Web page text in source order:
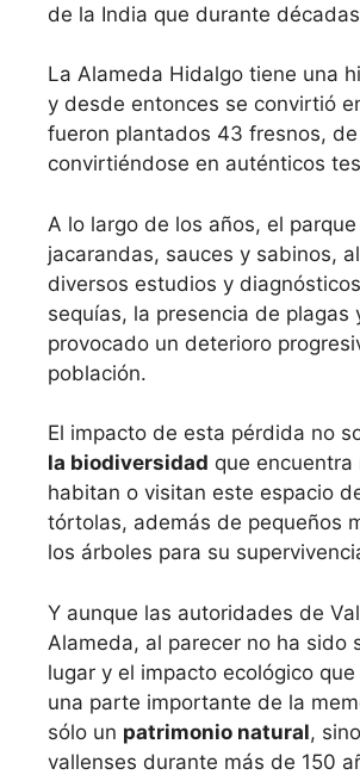
de la India que durante
La Alameda Hidalgo tiene una
y desde entonces se convirtió
fueron plantados 43 fresnos,
convirtiéndose en auténticos
A lo largo de los años, el
jacarandas, sauces y sabinos,
diversos estudios y
sequías, la presencia de
provocado un deterioro
población.
El impacto de esta pérdida no
la biodiversidad que
habitan o visitan este espacio
tórtolas, además de pequeños
los árboles para su
Y aunque las autoridades de
Alameda, al parecer no ha sido
lugar y el impacto ecológico
una parte importante de la
sólo un patrimonio natural,
vallenses durante más de 150